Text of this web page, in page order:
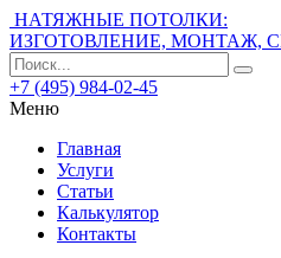
НАТЯЖНЫЕ ПОТОЛКИ:
ИЗГОТОВЛЕНИЕ, МОНТАЖ,
+7 (495) 984-02-45
Меню
Главная
Услуги
Статьи
Калькулятор
Контакты